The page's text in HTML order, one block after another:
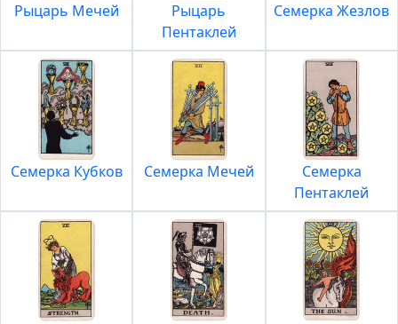
Рыцарь Мечей
Рыцарь
Пентаклей
Семерка Жезлов
Семерка Кубков Семерка Мечей
Семерка
Пентаклей